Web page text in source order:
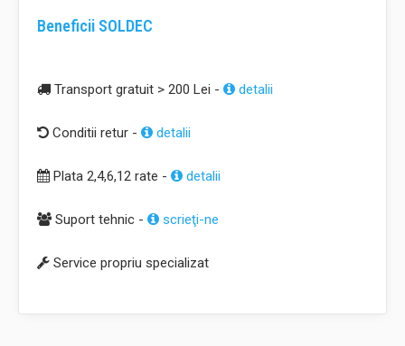
Beneficii SOLDEC
Transport gratuit > 200 Lei - detalii
Conditii retur - detalii
Plata 2,4,6,12 rate - detalii
Suport tehnic - scrieţi-ne
Service propriu specializat